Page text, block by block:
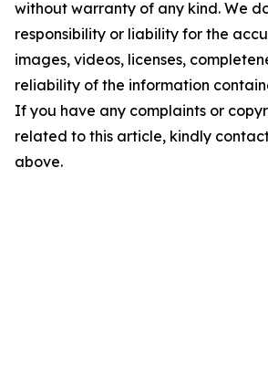
without warranty of any kind. We
responsibility or liability for the
images, videos, licenses,
reliability of the information
If you have any complaints or
related to this article, kindly
above.